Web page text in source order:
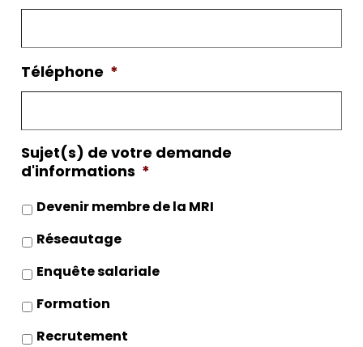
Téléphone *
Sujet(s) de votre demande
d'informations *
Devenir membre de la MRI
Réseautage
Enquête salariale
Formation
Recrutement